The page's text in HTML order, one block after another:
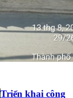
Triển khai công